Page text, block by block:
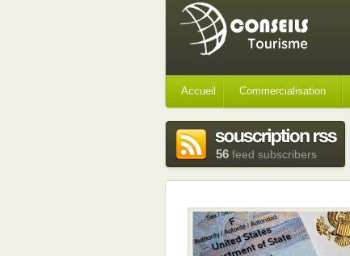
Accueil Commercialisation
56 feed subscribers